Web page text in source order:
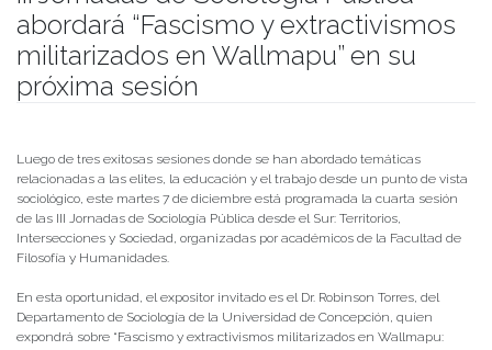
abordará “Fascismo y extractivismos
militarizados en Wallmapu” en su
próxima sesión
Luego de tres exitosas sesiones donde se han abordado temáticas
relacionadas a las elites, la educación y el trabajo desde un punto de vista
sociológico, este martes 7 de diciembre está programada la cuarta sesión
de las III Jornadas de Sociología Pública desde el Sur: Territorios,
Intersecciones y Sociedad, organizadas por académicos de la Facultad de
Filosofía y Humanidades.
En esta oportunidad, el expositor invitado es el Dr. Robinson Torres, del
Departamento de Sociología de la Universidad de Concepción, quien
expondrá sobre “Fascismo y extractivismos militarizados en Wallmapu: